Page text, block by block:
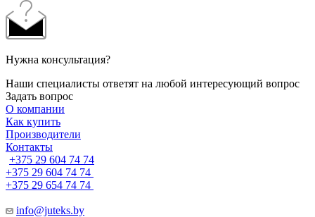
Нужна консультация?
Наши специалисты ответят на любой интересующий вопрос
Задать вопрос
О компании
Как купить
Производители
Контакты
+375 29 604 74 74
+375 29 604 74 74
+375 29 654 74 74
info@juteks.by